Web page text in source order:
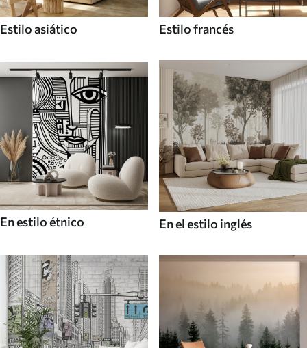
Estilo asiático Estilo francés
En estilo étnico En el estilo inglés